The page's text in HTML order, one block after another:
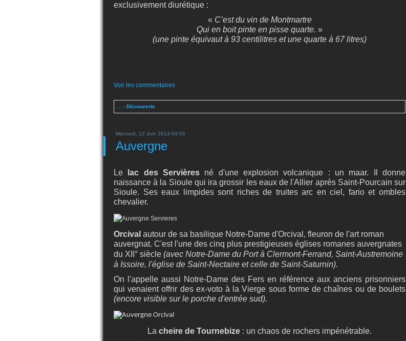
exclusivement diurétique :
« C’est du vin de Montmartre
Qui en boit pinte en pisse quarte. »
(une pinte équivaut à 93 centilitres et une quarte à 67 litres)
Voir les commentaires
- Découverte
Mercredi, 12 Juin 2013 04:06
Auvergne
Le lac des Servières né d'une explosion volcanique : un maar. Il donne
naissance à la Sioule qui ira grossir les eaux de l'Allier après Saint-Pourcain sur
Sioule. Ses eaux limpides sont riches de truites arc en ciel, fario et ombles
chevalier.
Orcival autour de sa basilique Notre-Dame d'Orcival, fleuron de l'art roman
auvergnat. C'est l'une des cinq plus prestigieuses églises romanes auvergnates
du XII° siècle (avec Notre-Dame du Port à Clermont-Ferrand, Saint-Austremoine
à Issoire, l'église de Saint-Nectaire et celle de Saint-Saturnin).
On l'appelle aussi Notre-Dame des Fers en référence aux anciens prisonniers
qui venaient offrir des ex-voto à la Vierge sous forme de chaînes ou de boulets
(encore visible sur le porche d'entrée sud).
La cheire de Tournebize : un chaos de rochers impénétrable.